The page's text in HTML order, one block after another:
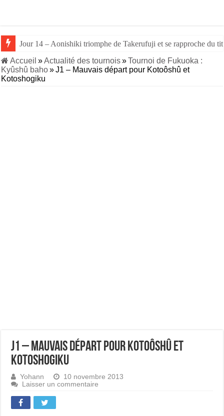
Jour 14 – Aonishiki triomphe de Takerufuji et se rapproche du
Accueil »Actualité des tournois»Tournoi de Fukuoka :
Kyûshû baho»J1 – Mauvais départ pour Kotoôshû et
Kotoshogiku
J1 – Mauvais départ pour Kotoôshû et
Kotoshogiku
Yohann
10 novembre 2013
Laisser un commentaire